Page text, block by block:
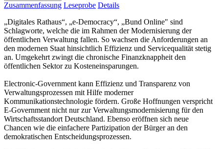
Zusammenfassung Leseprobe Details
„Digitales Rathaus“, „e-Democracy“, „Bund Online" sind
Schlagworte, welche die im Rahmen der Modernisierung der
öffentlichen Verwaltung fallen. So wachsen die Anforderungen an
den modernen Staat hinsichtlich Effizienz und Servicequalität stetig
an. Umgekehrt zwingt die chronische Finanzknappheit den
öffentlichen Sektor zu Kosteneinsparungen.
Electronic-Government kann Effizienz und Transparenz von
Verwaltungsprozessen mit Hilfe moderner
Kommunikationstechnologie fördern. Große Hoffnungen verspricht
E-Government nicht nur zur Verwaltungsmodernisierung für den
Wirtschaftsstandort Deutschland. Ebenso eröffnen sich neue
Chancen wie die einfachere Partizipation der Bürger an den
demokratischen Entscheidungsprozessen.